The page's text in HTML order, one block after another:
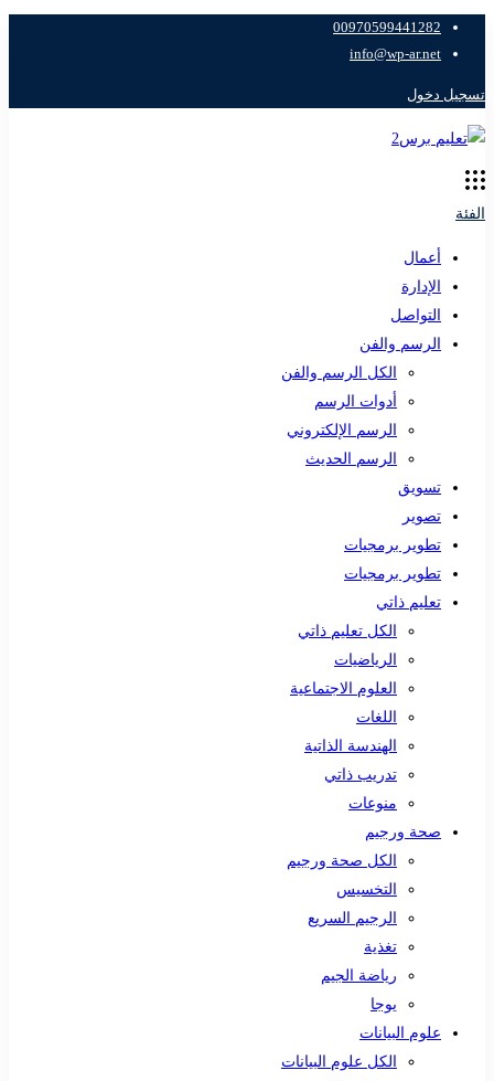
00970599441282
info@wp-ar.net
تسجيل دخول
الفئة
أعمال
الإدارة
التواصل
الرسم والفن
الكل الرسم والفن
أدوات الرسم
الرسم الإلكتروني
الرسم الحديث
تسويق
تصوير
تطوير برمجيات
تطوير برمجيات
تعليم ذاتي
الكل تعليم ذاتي
الرياضيات
العلوم الاجتماعية
اللغات
الهندسة الذاتية
تدريب ذاتي
منوعات
صحة ورجيم
الكل صحة ورجيم
التخسيس
الرجيم السريع
تغذية
رياضة الجيم
يوجا
علوم البيانات
الكل علوم البيانات